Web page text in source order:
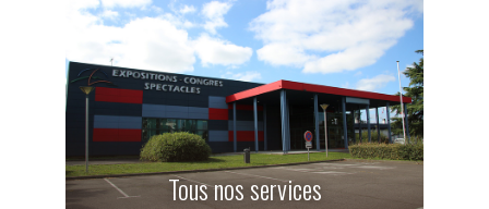
Tous nos services